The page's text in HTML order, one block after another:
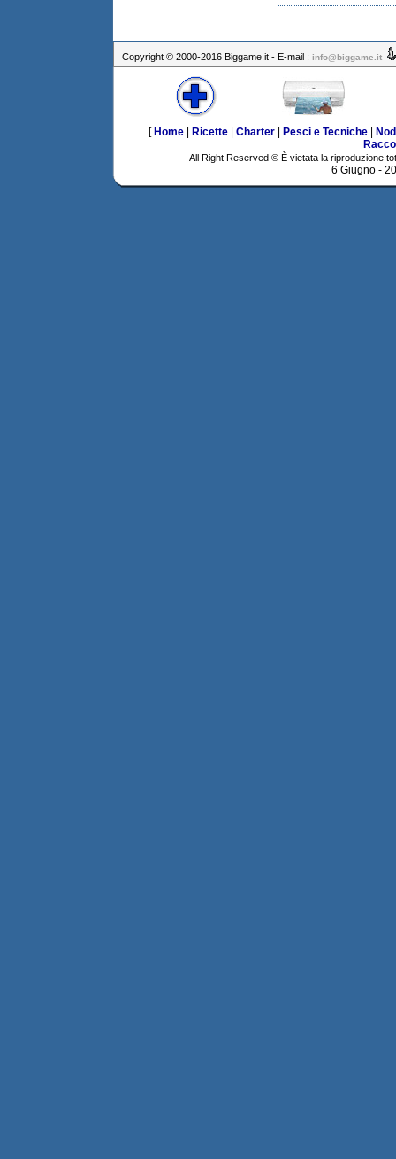
Copyright © 2000-2016 Biggame.it - E-mail : info@biggame.it
[ Home| Ricette| Charter| Pesci e Tecniche|
All Right Reserved © È vietata la riproduzione
6 Giugno -